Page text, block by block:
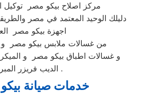
مركز اصلاح بيكو مصر توكيل
اجهزة بيكو مصر
من غسالات ملابس بيكو مصر و
الديب فريزر المبردات .
خدمات صيانة